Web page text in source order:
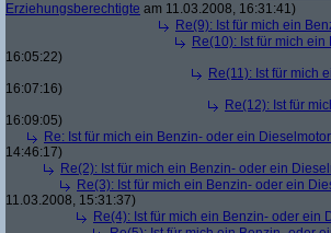
Erziehungsberechtigte am 11.03.2008, 16:31:41)
Re(9): Ist für mich ein
Re(10): Ist für mich
16:05:22)
Re(11): Ist für mich
16:07:16)
Re(12): Ist für
16:09:05)
Re: Ist für mich ein Benzin- oder ein
14:46:17)
Re(2): Ist für mich ein Benzin- oder ein
Re(3): Ist für mich ein Benzin- oder ein
11.03.2008, 15:31:37)
Re(4): Ist für mich ein Benzin- oder ein